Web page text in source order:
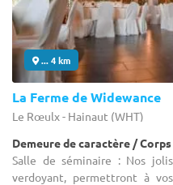
... 4 km
La Ferme de Widewance
Le Rœulx - Hainaut (WHT)
Demeure de caractère /
Salle de séminaire : Nos
verdoyant, permettront à